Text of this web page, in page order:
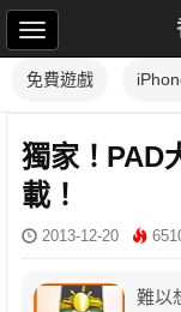
免費遊戲
獨家！PAD
載！
2013-12-20
難以